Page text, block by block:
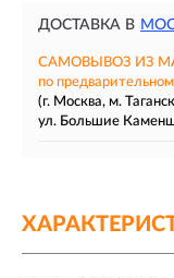
ДОСТАВКА В
САМОВЫВОЗ ИЗ
по
(г. Москва, м.
ул. Большие